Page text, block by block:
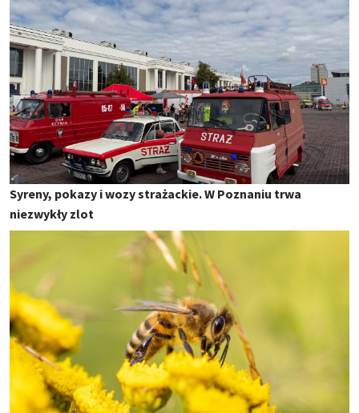
Syreny, pokazy i wozy strażackie. W Poznaniu trwa
niezwykły zlot